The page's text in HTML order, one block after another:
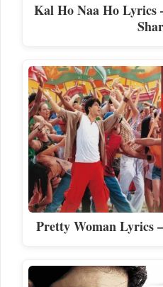
Kal Ho Naa Ho Lyrics
Pretty Woman Lyrics